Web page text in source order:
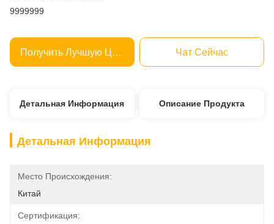
9999999
Получить Лучшую Цену Чат Сейчас
Детальная Информация Описание Продукта
Детальная Информация
Место Происхождения:
Китай
Сертификация: